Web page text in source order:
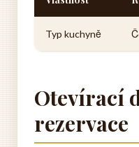
Typ kuchyně
Otevírací
rezervace